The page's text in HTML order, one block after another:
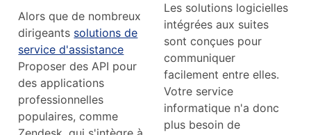
Alors que de nombreux
dirigeants solutions de
service d'assistance
Proposer des API pour
des applications
professionnelles
populaires, comme
Les solutions logicielles
intégrées aux suites
sont conçues pour
communiquer
facilement entre elles.
Votre service
informatique n'a donc
plus besoin de